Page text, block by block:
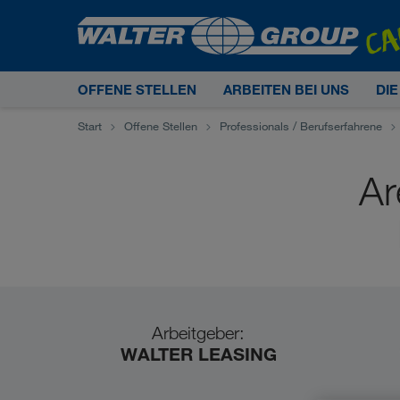
OFFENE STELLEN ARBEITEN BEI UNS
Start Offene Stellen Professionals / Berufserfahrene
Arbeitgeber:
WALTER LEASING